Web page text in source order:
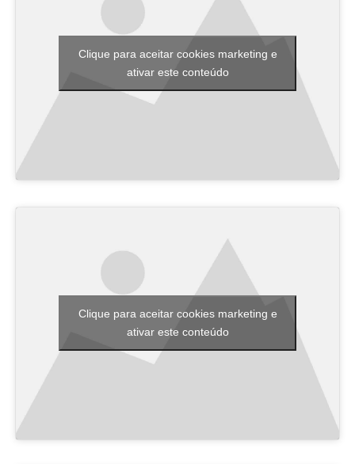
Clique para aceitar cookies marketing e
ativar este conteúdo
Clique para aceitar cookies marketing e
ativar este conteúdo